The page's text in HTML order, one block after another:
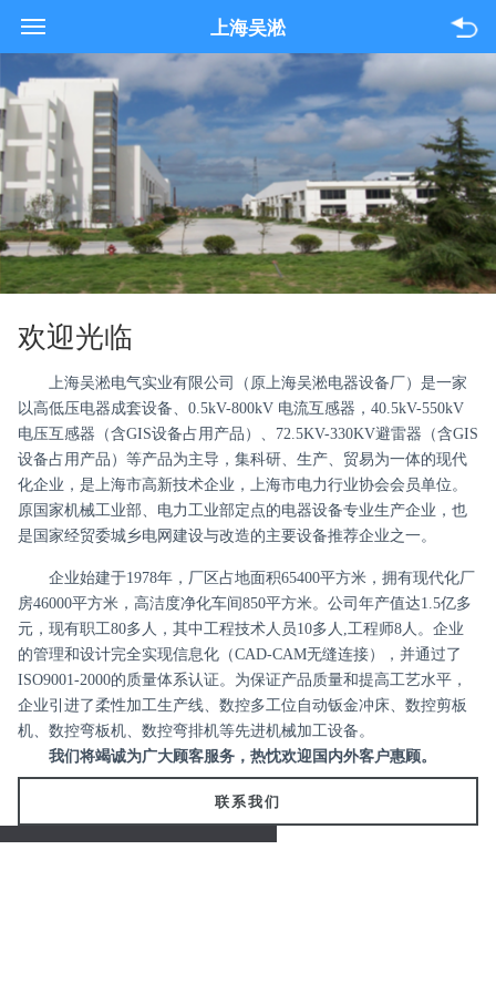
021-33618089
关于我们
产品与服务
项目案例
联系我们
上海吴淞
欢迎光临
上海吴淞电气实业有限公司（原上海吴淞电器设备厂）是一家
以高低压电器成套设备、0.5kV-800kV 电流互感器，40.5kV-550kV
电压互感器（含GIS设备占用产品）、72.5KV-330KV避雷器（含GIS
设备占用产品）等产品为主导，集科研、生产、贸易为一体的现代
化企业，是上海市高新技术企业，上海市电力行业协会会员单位。
原国家机械工业部、电力工业部定点的电器设备专业生产企业，也
是国家经贸委城乡电网建设与改造的主要设备推荐企业之一。
企业始建于1978年，厂区占地面积65400平方米，拥有现代化厂
房46000平方米，高洁度净化车间850平方米。公司年产值达1.5亿多
元，现有职工80多人，其中工程技术人员10多人,工程师8人。企业
的管理和设计完全实现信息化（CAD-CAM无缝连接），并通过了
ISO9001-2000的质量体系认证。为保证产品质量和提高工艺水平，
企业引进了柔性加工生产线、数控多工位自动钣金冲床、数控剪板
机、数控弯板机、数控弯排机等先进机械加工设备。
我们将竭诚为广大顾客服务，热忱欢迎国内外客户惠顾。